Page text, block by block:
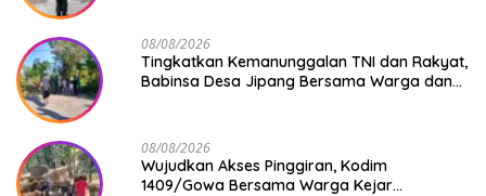
08/08/2026
Tingkatkan Kemanunggalan TNI dan Rakyat,
Babinsa Desa Jipang Bersama Warga dan
08/08/2026
Wujudkan Akses Pinggiran, Kodim
1409/Gowa Bersama Warga Kejar